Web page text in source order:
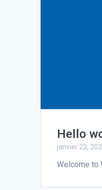
Hello
janvier 22,
Welcome to